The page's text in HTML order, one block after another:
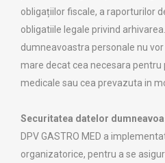
obligațiilor fiscale, a raporturilor
obligatiile legale privind
dumneavoastra personale nu
mare decat cea necesara pentru
medicale sau cea prevazuta in
Securitatea datelor
DPV GASTRO MED a
organizatorice, pentru a se